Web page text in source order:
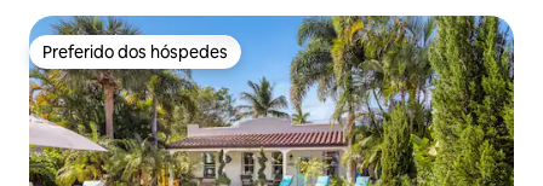
Preferido dos hóspedes
Preferido dos hóspedes